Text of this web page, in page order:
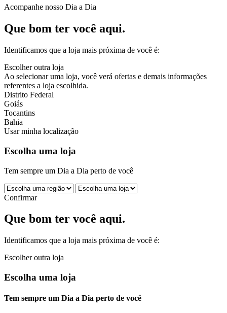
Acompanhe nosso Dia a Dia
Que bom ter você aqui.
Identificamos que a loja mais próxima de você é:
Escolher outra loja
Ao selecionar uma loja, você verá ofertas e demais informações
referentes a loja escolhida.
Distrito Federal
Goiás
Tocantins
Bahia
Usar minha localização
Escolha uma loja
Tem sempre um Dia a Dia perto de você
Confirmar
Que bom ter você aqui.
Identificamos que a loja mais próxima de você é:
Escolher outra loja
Escolha uma loja
Tem sempre um Dia a Dia perto de você